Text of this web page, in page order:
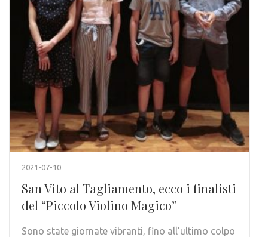
2021-07-10
San Vito al Tagliamento, ecco i finalisti
del “Piccolo Violino Magico”
Sono state giornate vibranti, fino all’ultimo colpo